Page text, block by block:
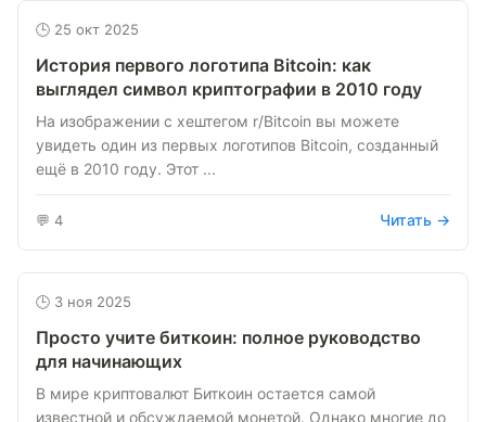
🕒 25 окт 2025
Иcтория первого логотипа Bitcoin: как
выглядел символ криптографии в 2010 году
На изображении с хештегом r/Bitcoin вы можете
увидеть один из первых логотипов Bitcoin, созданный
ещё в 2010 году. Этот ...
💬 4 Читать →
🕒 3 ноя 2025
Просто учите биткоин: полное руководство
для начинающих
В мире криптовалют Биткоин остается самой
известной и обсуждаемой монетой. Однако многие до